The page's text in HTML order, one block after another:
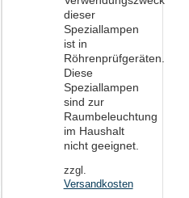
dieser
Speziallampen
ist in
Röhrenprüfgeräten.
Diese
Speziallampen
sind zur
Raumbeleuchtung
im Haushalt
nicht geeignet.
zzgl.
Versandkosten